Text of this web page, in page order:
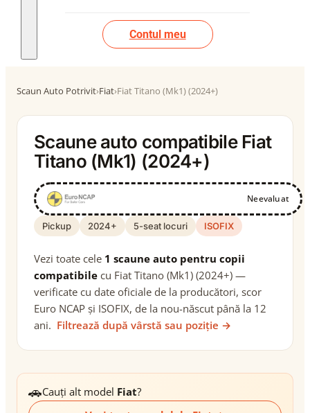
Contul meu
Scaun Auto Potrivit›Fiat›Fiat Titano (Mk1) (2024+)
Scaune auto compatibile Fiat
Titano (Mk1) (2024+)
Neevaluat
Pickup 2024+ 5-seat locuri ISOFIX
Vezi toate cele 1 scaune auto pentru copii
compatibile cu Fiat Titano (Mk1) (2024+) —
verificate cu date oficiale de la producători, scor
Euro NCAP și ISOFIX, de la nou-născut până la 12
ani. Filtrează după vârstă sau poziție →
🚗Cauți alt model Fiat?